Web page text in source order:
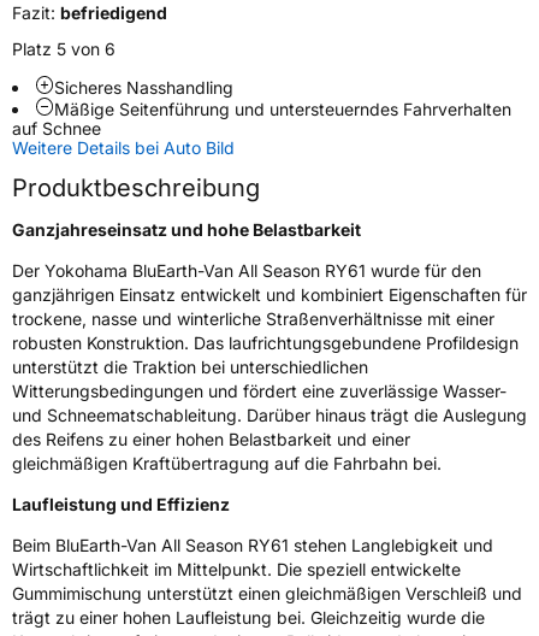
ModellnameBluearth Van All Season RY61
Fahrzeugart
Weitere Eigenschaften
SchlauchtypTL
ZustandNeureifen
M+SJa
C-ReifenJa
EU Label
EffizienzC
NasshaftungB
Rollgeräusch (Klasse)B
Rollgeräusch (dB)73
Fazit: befriedigend
Platz 5 von 6
Sicheres Nasshandling
Mäßige Seitenführung und untersteuerndes Fahrverhalten
auf Schnee
Weitere Details bei Auto Bild
Produktbeschreibung
Ganzjahreseinsatz und hohe Belastbarkeit
Der Yokohama BluEarth-Van All Season RY61 wurde für den
ganzjährigen Einsatz entwickelt und kombiniert Eigenschaften für
trockene, nasse und winterliche Straßenverhältnisse mit einer
robusten Konstruktion. Das laufrichtungsgebundene Profildesign
unterstützt die Traktion bei unterschiedlichen
Witterungsbedingungen und fördert eine zuverlässige Wasser-
und Schneematschableitung. Darüber hinaus trägt die Auslegung
des Reifens zu einer hohen Belastbarkeit und einer
gleichmäßigen Kraftübertragung auf die Fahrbahn bei.
Laufleistung und Effizienz
Beim BluEarth-Van All Season RY61 stehen Langlebigkeit und
Wirtschaftlichkeit im Mittelpunkt. Die speziell entwickelte
Gummimischung unterstützt einen gleichmäßigen Verschleiß und
trägt zu einer hohen Laufleistung bei. Gleichzeitig wurde die